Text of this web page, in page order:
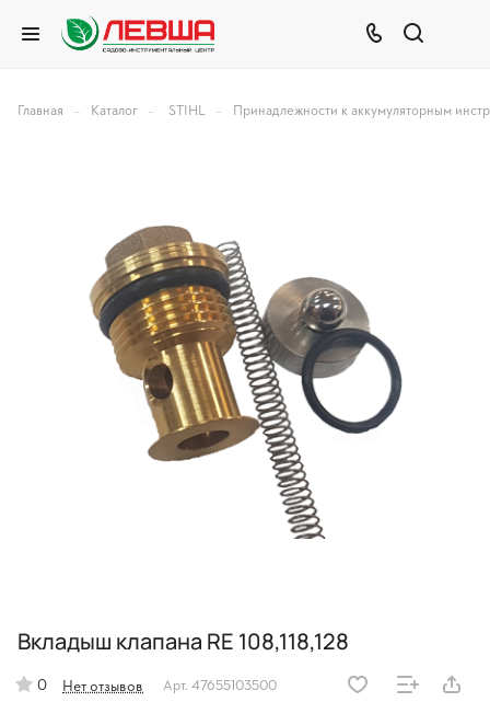
Главная – Каталог – STIHL – Принадлежности к аккумуляторным
Вкладыш клапана RE 108,118,128
0 Нет отзывов Арт. 47655103500